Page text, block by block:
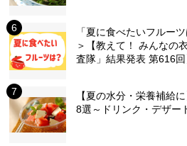
「夏に食べたいフルー
＞【教えて！ みんなの
査隊」結果発表 第616回
【夏の水分・栄養補給
8選～ドリンク・デザー